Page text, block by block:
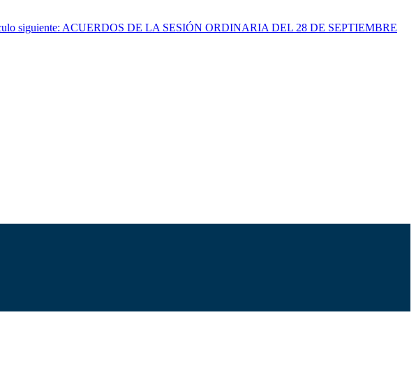
siguiente: ACUERDOS DE LA SESIÓN ORDINARIA DEL 28 DE SEPTIEMBRE